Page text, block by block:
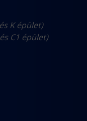
K épület)
C1 épület)